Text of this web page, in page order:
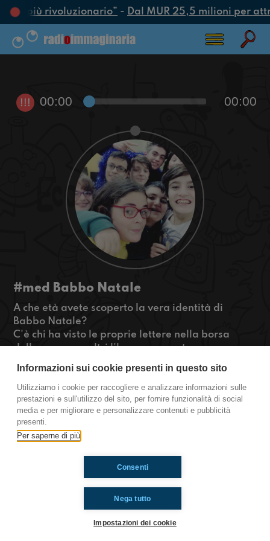
più rivoluzionario”- Dal MUR 25,5 milioni per
!!! 00:00 00:00
#med Babbo Natale
A che età avete scoperto la vera identità di
Babbo Natale?
C'è chi ha visto le proprie lettere nella borsa
della mamma, altri l'hanno scoperto a
Un po' di aria natalizia in questa puntata, ma
non solo!
Buon ascolto!
Medicina.
Ti è piaciuto? Condividilo!
Informazioni sui cookie presenti in questo sito
Utilizziamo i cookie per raccogliere e analizzare informazioni sulle
prestazioni e sull'utilizzo del sito, per fornire funzionalità di social
media e per migliorare e personalizzare contenuti e pubblicità
presenti.
Per saperne di più
Nega tutto
Consenti
Impostazioni dei cookie